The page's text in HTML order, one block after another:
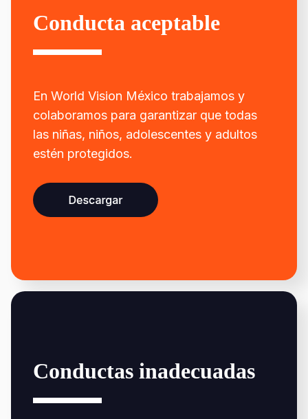
Conducta aceptable
En World Vision México trabajamos y
colaboramos para garantizar que todas
las niñas, niños, adolescentes y adultos
estén protegidos.
Conductas inadecuadas